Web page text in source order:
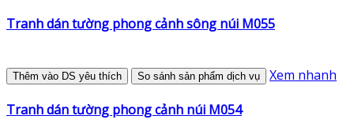
Tranh dán tường phong cảnh sông núi M055
Thêm vào DS yêu thích So sánh sản phẩm dịch vụ Xem nhanh
Tranh dán tường phong cảnh núi M054